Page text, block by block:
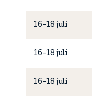
16–18 juli
16–18 juli
16–18 juli